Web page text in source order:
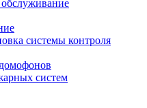
системы контроля
систем